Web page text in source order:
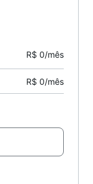
R$ 0/mês
R$ 0/mês